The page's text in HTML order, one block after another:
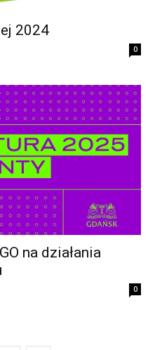
2024
0
na działania
0